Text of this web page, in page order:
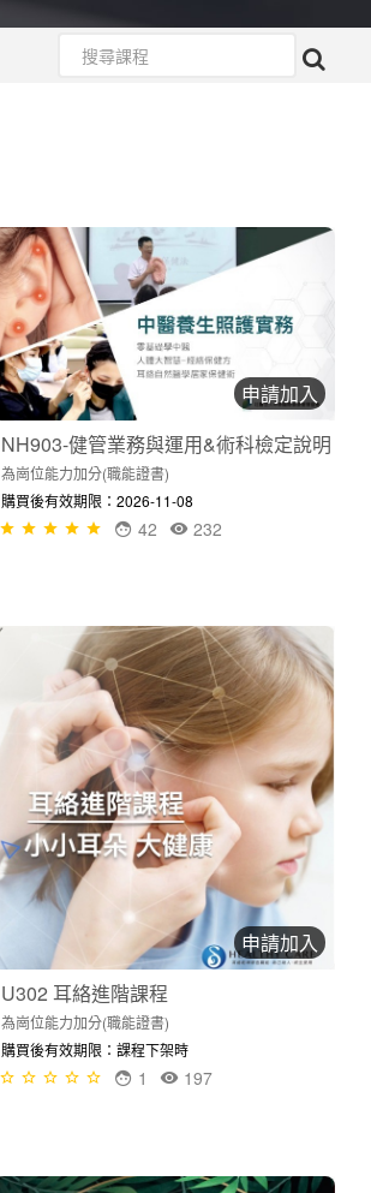
申請加入
NH903-健管業務與運用&術科檢定說明
為崗位能力加分(職能證書)
購買後有效期限：2026-11-08
232
42
申請加入
U302 耳絡進階課程
為崗位能力加分(職能證書)
購買後有效期限：課程下架時
197
1